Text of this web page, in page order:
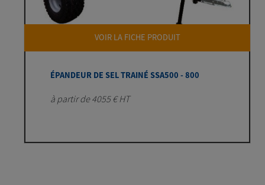
VOIR LA FICHE PRODUIT
ÉPANDEUR DE SEL TRAINÉ SSA500 - 800
à partir de 4055 € HT